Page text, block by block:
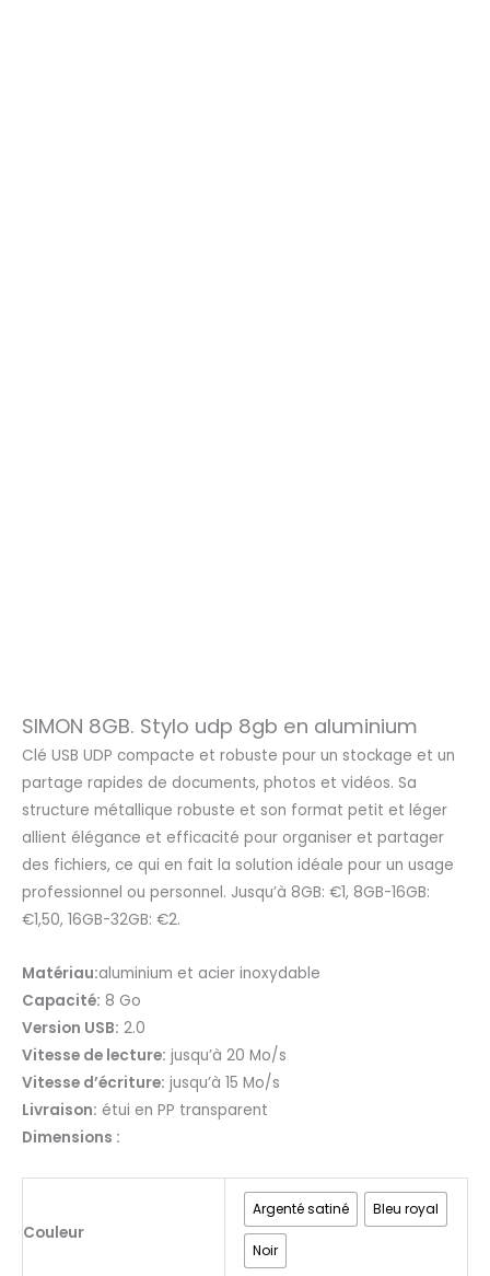
SIMON 8GB. Stylo udp 8gb en aluminium
Clé USB UDP compacte et robuste pour un stockage et un
partage rapides de documents, photos et vidéos. Sa
structure métallique robuste et son format petit et léger
allient élégance et efficacité pour organiser et partager
des fichiers, ce qui en fait la solution idéale pour un usage
professionnel ou personnel. Jusqu’à 8GB: €1, 8GB-16GB:
€1,50, 16GB-32GB: €2.
Matériau:aluminium et acier inoxydable
Capacité: 8 Go
Version USB: 2.0
Vitesse de lecture: jusqu’à 20 Mo/s
Vitesse d’écriture: jusqu’à 15 Mo/s
Livraison: étui en PP transparent
Dimensions :
Couleur
Argenté satiné Bleu royal
Noir